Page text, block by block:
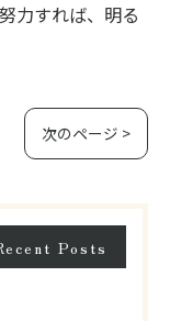
力すれば、明る
次のページ >
Posts